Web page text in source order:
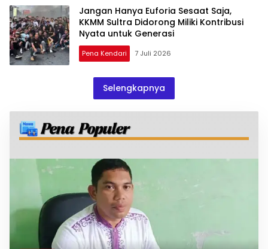
Jangan Hanya Euforia Sesaat Saja,
KKMM Sultra Didorong Miliki Kontribusi
Nyata untuk Generasi
Pena Kendari 7 Juli 2026
Selengkapnya